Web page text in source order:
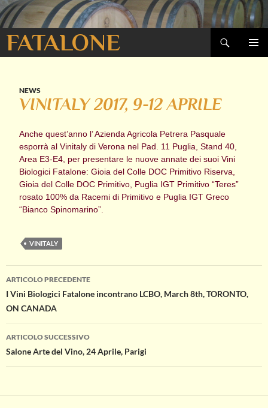
FATALONE
Cerca
VAI
NEWS
VINITALY 2017, 9-12 APRILE
Anche quest’anno l’ Azienda Agricola Petrera Pasquale
esporrà al Vinitaly di Verona nel Pad. 11 Puglia, Stand 40,
Area E3-E4, per presentare le nuove annate dei suoi Vini
Biologici Fatalone: Gioia del Colle DOC Primitivo Riserva,
Gioia del Colle DOC Primitivo, Puglia IGT Primitivo “Teres”
rosato 100% da Racemi di Primitivo e Puglia IGT Greco
“Bianco Spinomarino”.
VINITALY
Navigazione
articolo
ARTICOLO PRECEDENTE
I Vini Biologici Fatalone incontrano LCBO, March 8th, TORONTO,
ON CANADA
ARTICOLO SUCCESSIVO
Salone Arte del Vino, 24 Aprile, Parigi